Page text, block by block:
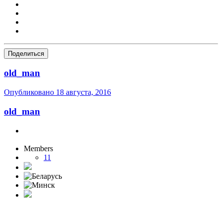
Поделиться
old_man
Опубликовано 18 августа, 2016
old_man
Members
11